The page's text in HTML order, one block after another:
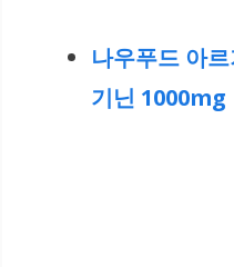
나우푸드 아
기닌 1000mg